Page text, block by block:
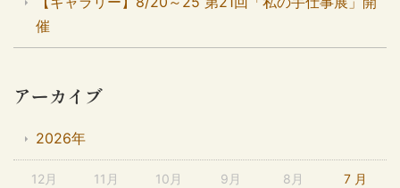
催
アーカイブ
2026年
12月 11月 10月 9月 8月 7 月